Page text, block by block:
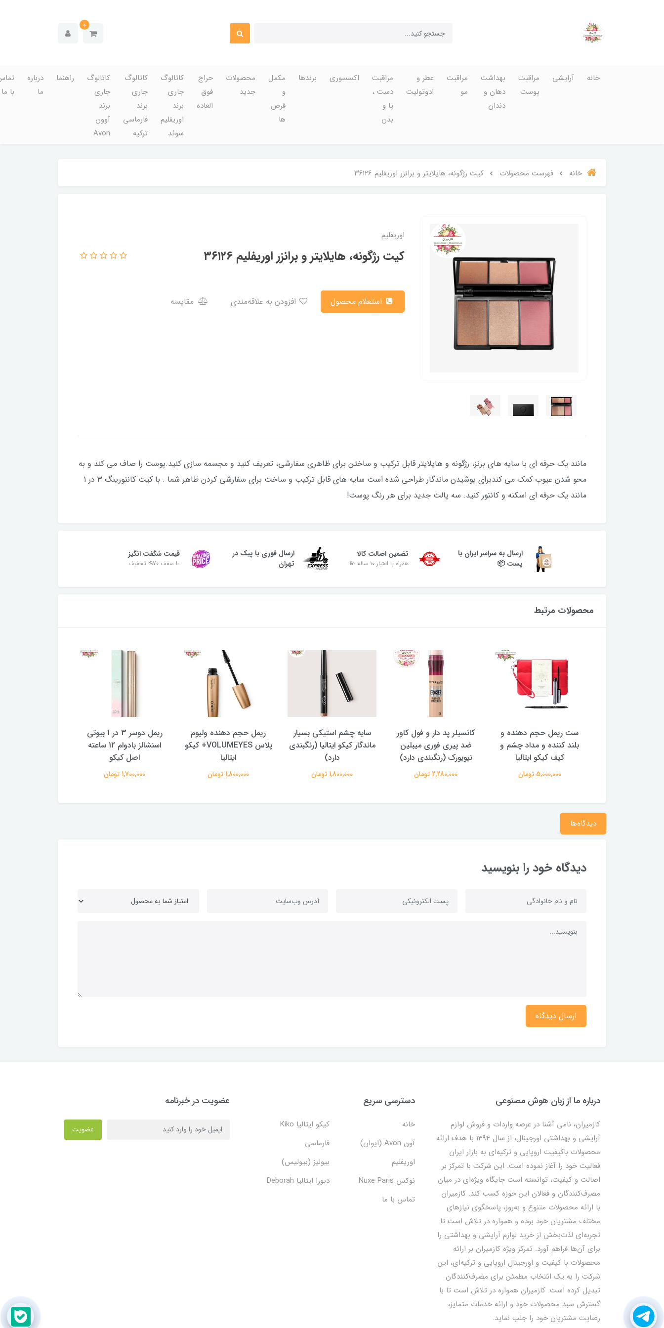
0
خانه آرایشی
مراقبت
پوست
بهداشت
دهان و
دندان
مراقبت
مو
عطر و
ادوتولیت
مراقبت
دست ،
پا و
بدن
اکسسوری برندها
مکمل
و
قرص
ها
محصولات
جدید
حراج
فوق
العاده
کاتالوگ
جاری
برند
اوریفلیم
سوئد
کاتالوگ
جاری
برند
فارماسی
ترکیه
کاتالوگ
جاری
برند
آوون
Avon
راهنما
درباره
ما
با ما
خانه فهرست محصولات کیت رژگونه، هایلایتر و برانزر اوریفلیم ۳۶۱۲6
اوریفلیم
کیت رژگونه، هایلایتر و برانزر اوریفلیم ۳۶۱۲6
مقایسه
مانند یک حرفه ای با سایه های برنز، رژگونه و هایلایتر قابل ترکیب و ساختن برای ظاهری سفارشی، تعریف کنید و مجسمه سازی کنید.پوست را صاف می کند و به
محو شدن عیوب کمک می کندبرای پوشیدن ماندگار طراحی شده است سایه های قابل ترکیب و ساخت برای سفارشی کردن ظاهر شما . با کیت کانتورینگ 3 در 1
مانند یک حرفه ای اسکنه و کانتور کنید. سه پالت جدید برای هر رنگ پوست!
ارسال به سراسر ایران با
پست 📦
تضمین اصالت کالا
همراه با اعتبار ۱۰ ساله 💫
ارسال فوری با پیک در
تهران
قیمت شگفت انگیز
تا سقف 70% تخفیف
محصولات مرتبط
ست ریمل حجم دهنده و
بلند کننده و مداد چشم و
کیف کیکو ایتالیا
5,000,000 تومان
کانسیلر پد دار و فول کاور
ضد پیری فوری میبلین
نیویورک (رنگبندی دارد)
2,280,000 تومان
سایه چشم استیکی بسیار
ماندگار کیکو ایتالیا (رنگبندی
دارد)
1,800,000 تومان
ریمل حجم دهنده ولیوم
پلاس VOLUMEYES+ کیکو
ایتالیا
1,800,000 تومان
ریمل دوسر 3 در 1 بیوتی
اسنشالز بادوام 12 ساعته
اصل کیکو
1,700,000 تومان
دیدگاه‌ها
دیدگاه خود را بنویسید
ارسال دیدگاه
درباره ما از زبان هوش مصنوعی
کازمیران، نامی آشنا در عرصه واردات و فروش لوازم
آرایشی و بهداشتی اورجینال، از سال 1394 با هدف ارائه
محصولات باکیفیت اروپایی و ترکیه‌ای به بازار ایران
فعالیت خود را آغاز نموده است. این شرکت با تمرکز بر
اصالت و کیفیت، توانسته است جایگاه ویژه‌ای در میان
مصرف‌کنندگان و فعالان این حوزه کسب کند. کازمیران
با ارائه محصولات متنوع و به‌روز، پاسخگوی نیازهای
مختلف مشتریان خود بوده و همواره در تلاش است تا
تجربه‌ای لذت‌بخش از خرید لوازم آرایشی و بهداشتی را
برای آن‌ها فراهم آورد. تمرکز ویژه کازمیران بر ارائه
محصولات با کیفیت و اورجینال اروپایی و ترکیه‌ای، این
شرکت را به یک انتخاب مطمئن برای مصرف‌کنندگان
تبدیل کرده است. کازمیران همواره در تلاش است تا با
گسترش سبد محصولات خود و ارائه خدمات متمایز،
رضایت مشتریان خود را جلب نماید.
دسترسی سریع
خانه
کیکو ایتالیا Kiko
آون Avon (ایوان)
فارماسی
اوریفلیم
بیولیز (بیولیس)
نوکس Nuxe Paris
دبورا ایتالیا Deborah
تماس با ما
عضویت در خبرنامه
عضویت